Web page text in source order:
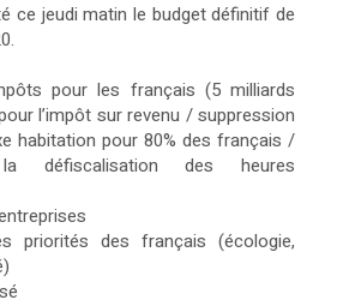
ce jeudi matin le budget définitif de
pour les français (5 milliards
l’impôt sur revenu / suppression
habitation pour 80% des français /
défiscalisation des heures
priorités des français (écologie,